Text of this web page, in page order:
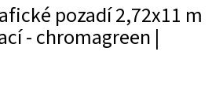
pozadí 2,72x11 m
- chromagreen |